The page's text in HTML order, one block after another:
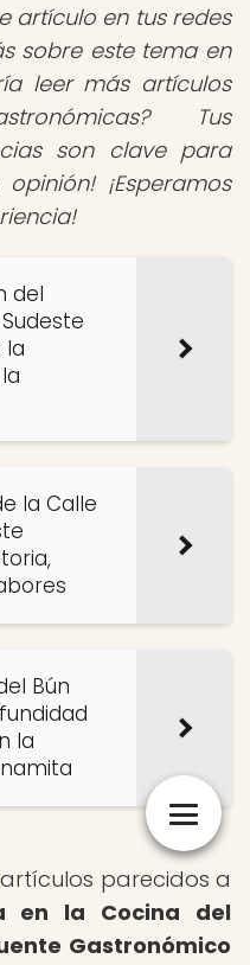
artículo en tus redes
sobre este tema en
leer más artículos
Tus
son clave para
¡Esperamos
del
la
la Calle
Bún
la
parecidos a
en la Cocina del
Gastronómico